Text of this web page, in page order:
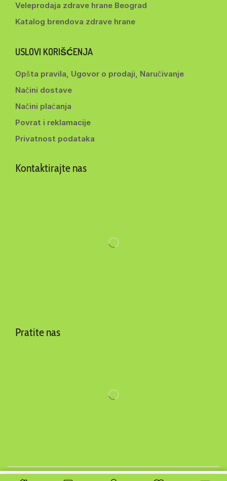
Veleprodaja zdrave hrane Beograd
Katalog brendova zdrave hrane
USLOVI KORIŠĆENJA
Opšta pravila, Ugovor o prodaji, Naručivanje
Načini dostave
Načini plaćanja
Povrat i reklamacije
Privatnost podataka
Kontaktirajte nas
Pratite nas